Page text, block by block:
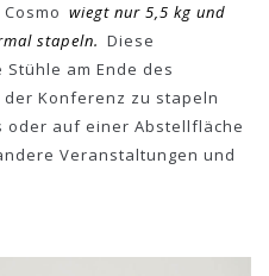
wiegt nur 5,5 kg und
stapeln. Diese
am Ende des
Konferenz zu stapeln
oder auf einer Abstellfläche
Veranstaltungen und